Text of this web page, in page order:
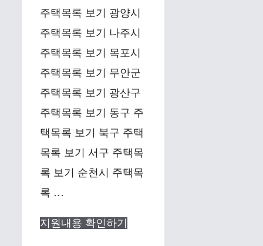
주택목록 보기 광양시
주택목록 보기 나주시
주택목록 보기 목포시
주택목록 보기 무안군
주택목록 보기 광산구
주택목록 보기 동구 주
택목록 보기 북구 주택
목록 보기 서구 주택목
록 보기 순천시 주택목
록 …
지원내용 확인하기